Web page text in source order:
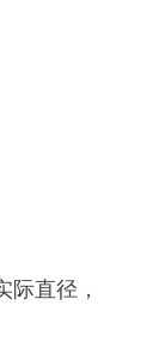
直径，